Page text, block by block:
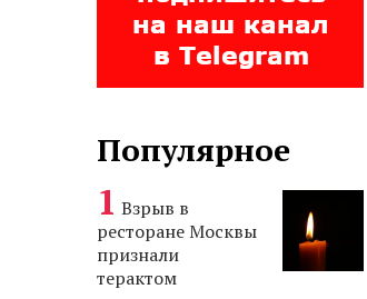
Популярное
Взрыв в
ресторане Москвы
признали
терактом